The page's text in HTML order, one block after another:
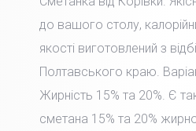
до вашого столу,
якості виготовлений з
Полтавського краю.
Жирність 15% та 20%. Є
сметана 15% та 20%